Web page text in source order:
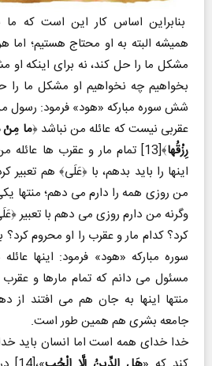
بنابراین اساس کار این است که
همیشه البته به او محتاج هستیم؛ اما
مشکل ما را حل کند، نه برای اینکه او
بخواهیم چه نخواهیم او مشکل ما
شش سوره مبارکه «هود» فرمود: رسول
عقربی نیست که عائله من نباشد ﴿ما مِنْ
رِزْقُها
﴾[13] تمام مار و عقرب ها
اینها را باید بدهم، با ﴿عَلَی﴾ هم تعبیر
من روزی همه را دارم می دهم؛ منتها
وگرنه من دارم روزی می دهم با تعبیر
کرد؟ کدام مار و عقرب را او محروم
سوره مبارکه «هود» فرمود: اینها
مسئول می دانم که تمام مارها و
منتها اینها به جان هم می افتند از
جامعه بشری هم همین طور است.
خدا خدای همه است اما انسان باید